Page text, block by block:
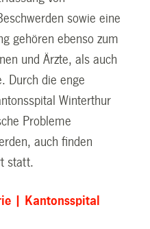
sowie eine
gehören ebenso zum
und Ärzte, als auch
Durch die enge
Winterthur
Probleme
auch finden
statt.
| Kantonsspital